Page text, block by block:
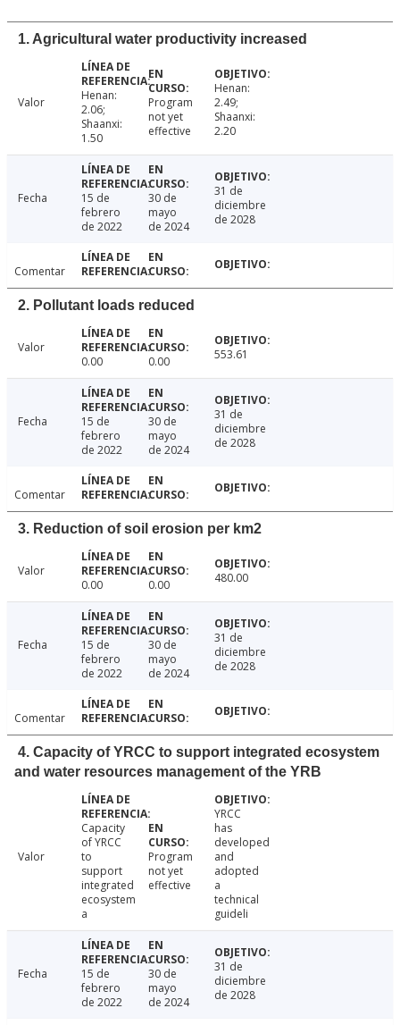
1. Agricultural water productivity increased
Valor
Henan:
2.06;
Shaanxi:
1.50
Program
not yet
effective
Henan:
2.49;
Shaanxi:
2.20
Fecha
15 de
febrero
de 2022
30 de
mayo
de 2024
31 de
diciembre
de 2028
Comentar
2. Pollutant loads reduced
Valor
0.00
0.00 553.61
Fecha
15 de
febrero
de 2022
30 de
mayo
de 2024
31 de
diciembre
de 2028
Comentar
3. Reduction of soil erosion per km2
Valor
0.00
0.00 480.00
Fecha
15 de
febrero
de 2022
30 de
mayo
de 2024
31 de
diciembre
de 2028
Comentar
4. Capacity of YRCC to support integrated ecosystem
and water resources management of the YRB
Valor
Capacity
of YRCC
to
support
integrated
ecosystem
a
Program
not yet
effective
YRCC
has
developed
and
adopted
a
technical
guideli
Fecha
15 de
febrero
de 2022
30 de
mayo
de 2024
31 de
diciembre
de 2028